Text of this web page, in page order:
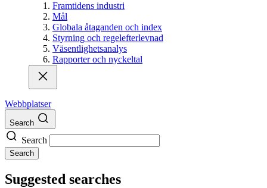
Framtidens industri
Mål
Globala åtaganden och index
Styrning och regelefterlevnad
Väsentlighetsanalys
Rapporter och nyckeltal
Webbplatser
Search
Search
Search
Suggested searches